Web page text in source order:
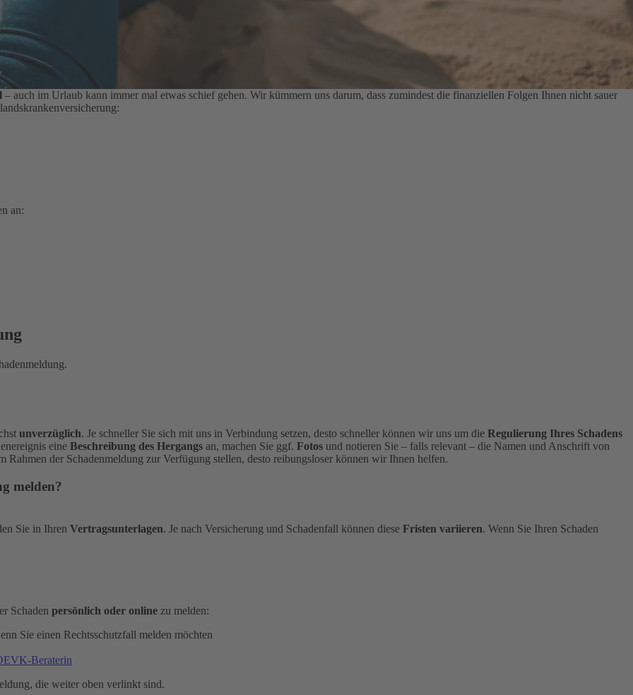
– auch im Urlaub kann immer mal etwas schief gehen. Wir kümmern uns darum, dass zumindest die finanziellen Folgen Ihnen nicht sauer
an:
unverzüglich. Je schneller Sie sich mit uns in Verbindung setzen, desto schneller können wir uns um die Regulierung Ihres Schadens
eine Beschreibung des Hergangs an, machen Sie ggf. Fotos und notieren Sie – falls relevant – die Namen und Anschrift von
Rahmen der Schadenmeldung zur Verfügung stellen, desto reibungsloser können wir Ihnen helfen.
melden?
Sie in Ihren Vertragsunterlagen. Je nach Versicherung und Schadenfall können diese Fristen variieren. Wenn Sie Ihren Schaden
Schaden persönlich oder online zu melden:
Sie einen Rechtsschutzfall melden möchten
Beraterin
die weiter oben verlinkt sind.